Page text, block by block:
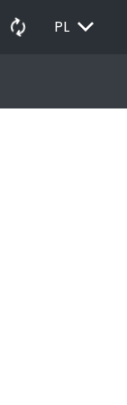
autorenew PL EXPAND_MORE